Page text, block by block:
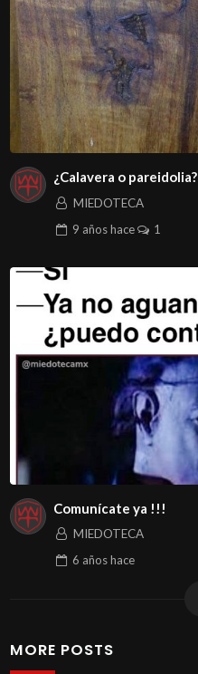
¿Calavera o pareidolia?
MIEDOTECA
9 añoshace 1
Comunícate ya !!!
MIEDOTECA
6 añoshace
MORE POSTS